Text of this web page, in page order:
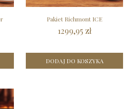
Pakiet Richmont ICE
1299,95 zł
DODAJ DO KOSZYKA